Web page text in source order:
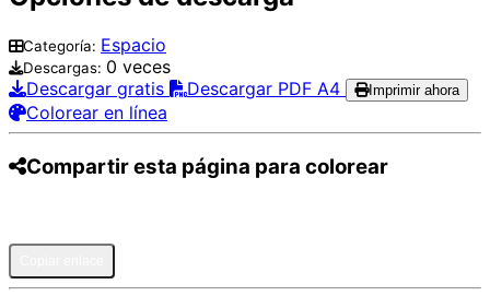
Categoría: Espacio
Descargas: 0 veces
Descargar gratis
Descargar PDF A4 Imprimir ahora
Colorear en línea
Compartir esta página para colorear